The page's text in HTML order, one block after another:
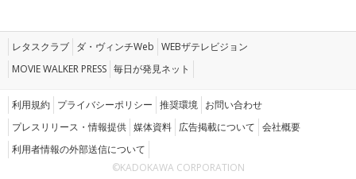
レタスクラブ ダ・ヴィンチWeb WEBザテレビジョン
MOVIE WALKER PRESS 毎日が発見ネット
利用規約 プライバシーポリシー 推奨環境 お問い合わせ
プレスリリース・情報提供 媒体資料 広告掲載について 会社概要
利用者情報の外部送信について
©KADOKAWA CORPORATION